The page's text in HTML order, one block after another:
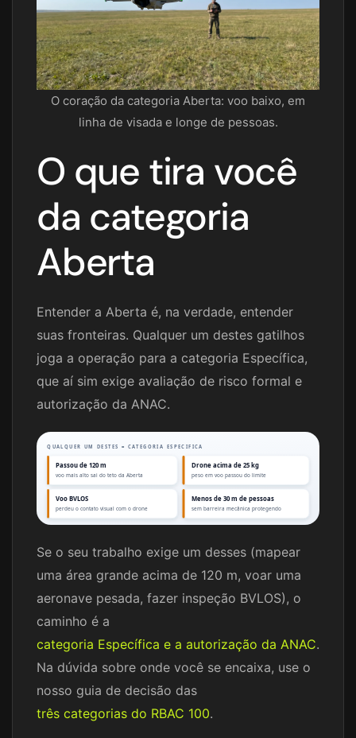
O coração da categoria Aberta: voo baixo, em
linha de visada e longe de pessoas.
O que tira você
da categoria
Aberta
Entender a Aberta é, na verdade, entender
suas fronteiras. Qualquer um destes gatilhos
joga a operação para a categoria Específica,
que aí sim exige avaliação de risco formal e
autorização da ANAC.
QUALQUER UM DESTES = CATEGORIA ESPECIFICA
Passou de 120 m
voo mais alto sai do teto da Aberta
Drone acima de 25 kg
peso em voo passou do limite
Voo BVLOS
perdeu o contato visual com o drone
Menos de 30 m de pessoas
sem barreira mecânica protegendo
Se o seu trabalho exige um desses (mapear
uma área grande acima de 120 m, voar uma
aeronave pesada, fazer inspeção BVLOS), o
caminho é a
categoria Específica e a autorização da ANAC.
Na dúvida sobre onde você se encaixa, use o
nosso guia de decisão das
três categorias do RBAC 100.